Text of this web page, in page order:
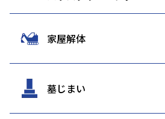
家屋解体
墓じまい